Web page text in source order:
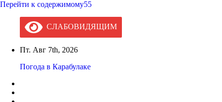
Перейти к содержимому55
СЛАБОВИДЯЩИМ
Пт. Авг 7th, 2026
Погода в Карабулаке